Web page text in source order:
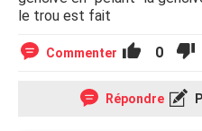
le trou est fait
Commenter 0
Répondre